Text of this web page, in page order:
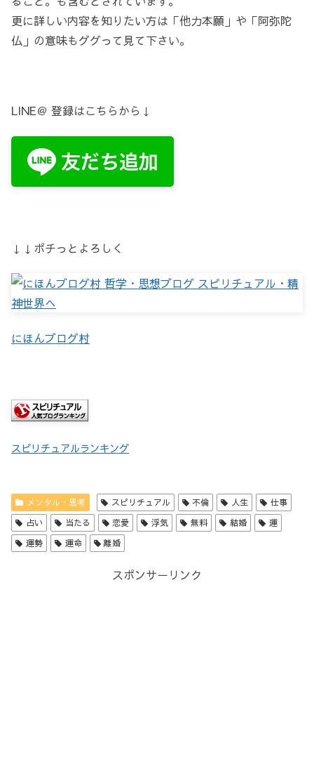
更に詳しい内容を知りたい方は「他力本願」や「阿弥陀
仏」の意味もググって見て下さい。
LINE＠ 登録はこちらから↓
↓↓ポチっとよろしく
にほんブログ村
スピリチュアルランキング
メンタル・思考 スピリチュアル 不倫 人生
仕事
占い
当たる 恋愛 浮気 無料 結婚
運
運勢
運命 離婚
スポンサーリンク